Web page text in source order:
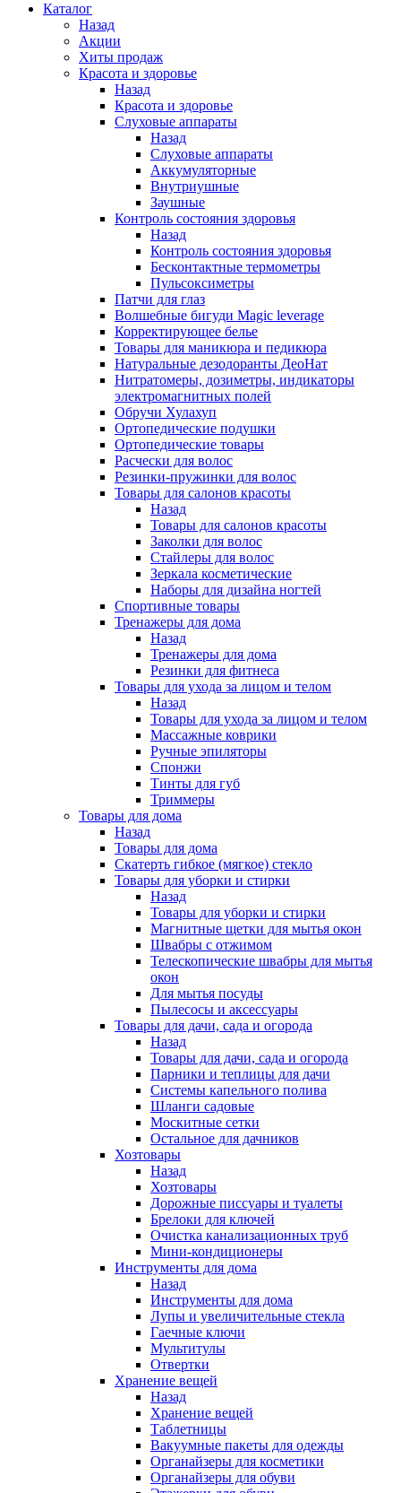
Каталог
Назад
Акции
Хиты продаж
Красота и здоровье
Назад
Красота и здоровье
Слуховые аппараты
Назад
Слуховые аппараты
Аккумуляторные
Внутриушные
Заушные
Контроль состояния здоровья
Назад
Контроль состояния здоровья
Бесконтактные термометры
Пульсоксиметры
Патчи для глаз
Волшебные бигуди Magic leverage
Корректирующее белье
Товары для маникюра и педикюра
Натуральные дезодоранты ДеоНат
Нитратомеры, дозиметры, индикаторы
электромагнитных полей
Обручи Хулахуп
Ортопедические подушки
Ортопедические товары
Расчески для волос
Резинки-пружинки для волос
Товары для салонов красоты
Назад
Товары для салонов красоты
Заколки для волос
Стайлеры для волос
Зеркала косметические
Наборы для дизайна ногтей
Спортивные товары
Тренажеры для дома
Назад
Тренажеры для дома
Резинки для фитнеса
Товары для ухода за лицом и телом
Назад
Товары для ухода за лицом и телом
Массажные коврики
Ручные эпиляторы
Спонжи
Тинты для губ
Триммеры
Товары для дома
Назад
Товары для дома
Скатерть гибкое (мягкое) стекло
Товары для уборки и стирки
Назад
Товары для уборки и стирки
Магнитные щетки для мытья окон
Швабры с отжимом
Телескопические швабры для мытья
окон
Для мытья посуды
Пылесосы и аксессуары
Товары для дачи, сада и огорода
Назад
Товары для дачи, сада и огорода
Парники и теплицы для дачи
Системы капельного полива
Шланги садовые
Москитные сетки
Остальное для дачников
Хозтовары
Назад
Хозтовары
Дорожные писсуары и туалеты
Брелоки для ключей
Очистка канализационных труб
Мини-кондиционеры
Инструменты для дома
Назад
Инструменты для дома
Лупы и увеличительные стекла
Гаечные ключи
Мультитулы
Отвертки
Хранение вещей
Назад
Хранение вещей
Таблетницы
Вакуумные пакеты для одежды
Органайзеры для косметики
Органайзеры для обуви